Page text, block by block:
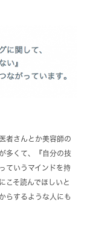
者さんとか美容師の
多くて、『自分の技
ていうマインドを持
こそ読んでほしいと
らするような人にも